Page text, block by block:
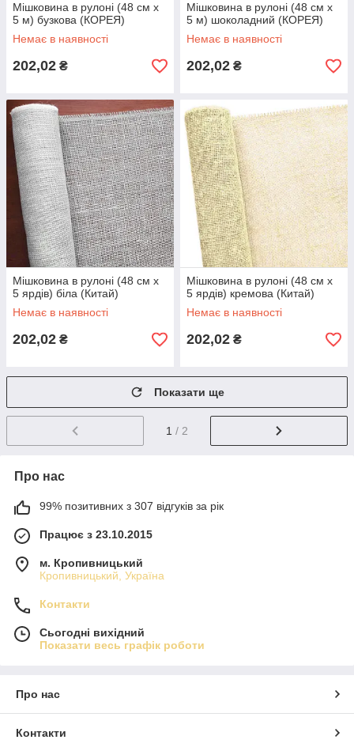
Мішковина в рулоні (48 см х
5 м) бузкова (КОРЕЯ)
Немає в наявності
202,02 ₴
Мішковина в рулоні (48 см х
5 м) шоколадний (КОРЕЯ)
Немає в наявності
202,02 ₴
Мішковина в рулоні (48 см х
5 ярдів) біла (Китай)
Немає в наявності
202,02 ₴
Мішковина в рулоні (48 см х
5 ярдів) кремова (Китай)
Немає в наявності
202,02 ₴
Показати ще
1 / 2
Про нас
99% позитивних з 307 відгуків за рік
Працює з 23.10.2015
м. Кропивницький
Кропивницький, Україна
Контакти
Сьогодні вихідний
Показати весь графік роботи
Про нас
Контакти